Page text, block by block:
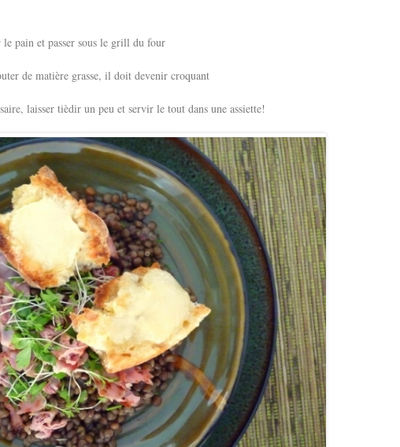
pain et passer sous le grill du four
de matière grasse, il doit devenir croquant
laisser tièdir un peu et servir le tout dans une assiette!